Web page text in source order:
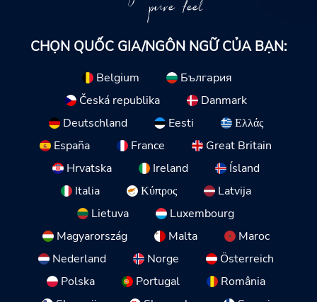
pure feel
CHỌN QUỐC GIA/NGÔN NGỮ CỦA BẠN:
Belgium
България
Česká republika
Danmark
Deutschland
Eesti
Ελλάς
España
France
Great Britain
Hrvatska
Ireland
Ísland
Italia
Κύπρος
Latvija
Lietuva
Luxembourg
Magyarország
Malta
Maroc
Nederland
Norge
Österreich
Polska
Portugal
România